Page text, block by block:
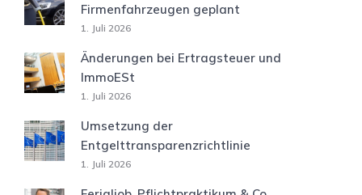
Firmenfahrzeugen geplant
1. Juli 2026
Änderungen bei Ertragsteuer und
ImmoESt
1. Juli 2026
Umsetzung der
Entgelttransparenzrichtlinie
1. Juli 2026